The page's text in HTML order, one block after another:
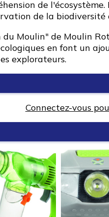
de
de la
du Moulin" de Moulin
en font un
explorateurs.
Connectez-vous